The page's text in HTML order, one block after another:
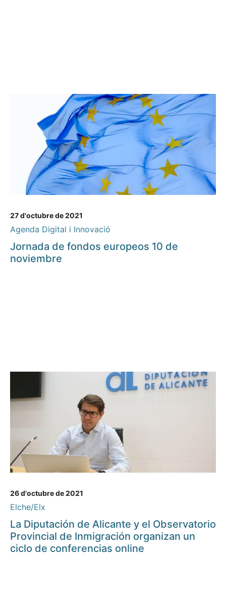
27 d'octubre de 2021
Agenda Digital i Innovació
Jornada de fondos europeos 10 de
noviembre
26 d'octubre de 2021
Elche/Elx
La Diputación de Alicante y el Observatorio
Provincial de Inmigración organizan un
ciclo de conferencias online